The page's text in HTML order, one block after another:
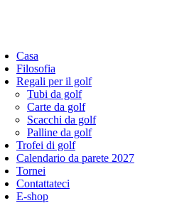
Casa
Filosofia
Regali per il golf
Tubi da golf
Carte da golf
Scacchi da golf
Palline da golf
Trofei di golf
Calendario da parete 2027
Tornei
Contattateci
E-shop